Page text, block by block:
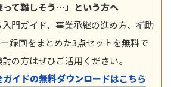
て難しそう…」という方へ
門ガイド、事業承継の進め方、補助
録画をまとめた3点セットを無料で
の方はぜひご活用ください。
イドの無料ダウンロードはこちら